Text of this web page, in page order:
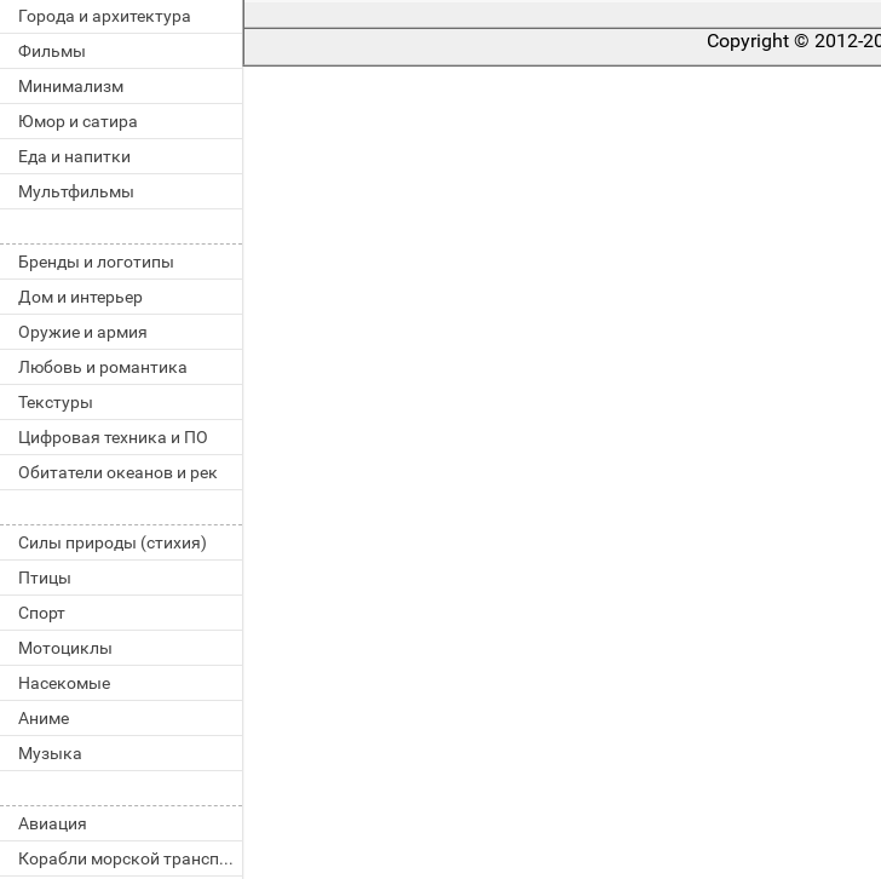
Города и архитектура
Фильмы
Минимализм
Юмор и сатира
Еда и напитки
Мультфильмы
Бренды и логотипы
Дом и интерьер
Оружие и армия
Любовь и романтика
Текстуры
Цифровая техника и ПО
Обитатели океанов и рек
Силы природы (стихия)
Птицы
Спорт
Мотоциклы
Насекомые
Аниме
Музыка
Авиация
Корабли морской транспорт
Copyright © 2012-